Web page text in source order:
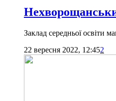
Заклад середньої освіти
22 вересня 2022, 12:452